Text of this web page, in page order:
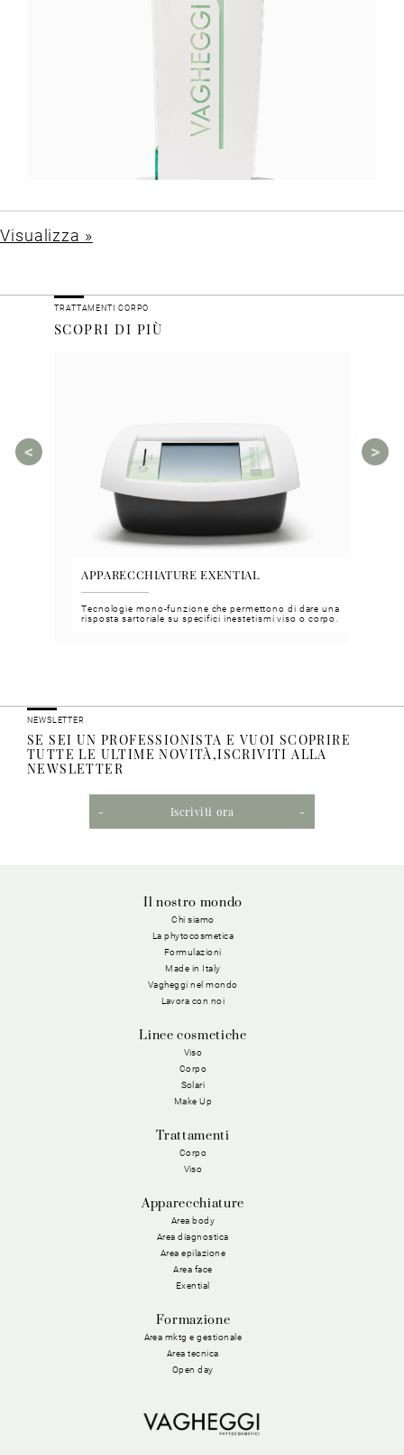
Visualizza »
TRATTAMENTI CORPO
SCOPRI DI PIÙ
APPARECCHIATURE EXENTIAL
Tecnologie mono-funzione che permettono di dare una
risposta sartoriale su specifici inestetismi viso o corpo.
NEWSLETTER
SE SEI UN PROFESSIONISTA E VUOI SCOPRIRE
TUTTE LE ULTIME NOVITÀ,ISCRIVITI ALLA
NEWSLETTER
Iscriviti ora
Il nostro mondo
Chi siamo
La phytocosmetica
Formulazioni
Made in Italy
Vagheggi nel mondo
Lavora con noi
Linee cosmetiche
Viso
Corpo
Solari
Make Up
Trattamenti
Corpo
Viso
Apparecchiature
Area body
Area diagnostica
Area epilazione
Area face
Exential
Formazione
Area mktg e gestionale
Area tecnica
Open day